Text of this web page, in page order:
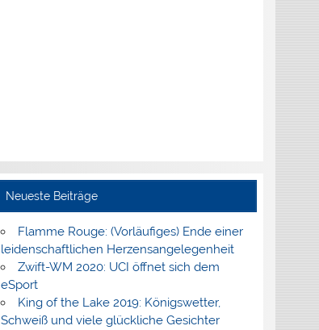
Neueste Beiträge
Flamme Rouge: (Vorläufiges) Ende einer
leidenschaftlichen Herzensangelegenheit
Zwift-WM 2020: UCI öffnet sich dem
eSport
King of the Lake 2019: Königswetter,
Schweiß und viele glückliche Gesichter